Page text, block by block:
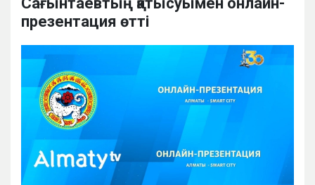
презентация өтті